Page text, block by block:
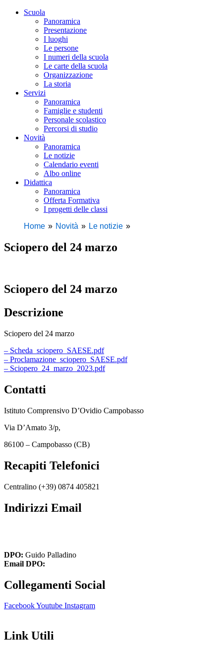
Scuola
Panoramica
Presentazione
I luoghi
Le persone
I numeri della scuola
Le carte della scuola
Organizzazione
La storia
Servizi
Panoramica
Famiglie e studenti
Personale scolastico
Percorsi di studio
Novità
Panoramica
Le notizie
Calendario eventi
Albo online
Didattica
Panoramica
Offerta Formativa
I progetti delle classi
Home
Novità Le notizie
Sciopero del 24 marzo
Sciopero del 24 marzo
Descrizione
Sciopero del 24 marzo
– Scheda_sciopero_SAESE.pdf
– Proclamazione_sciopero_SAESE.pdf
– Sciopero_24_marzo_2023.pdf
Contatti
Istituto Comprensivo D’Ovidio Campobasso
Via D’Amato 3/p,
86100 – Campobasso (CB)
Recapiti Telefonici
Centralino (+39) 0874 405821
Indirizzi Email
DPO: Guido Palladino
Email DPO:
Collegamenti Social
FacebookYoutube Instagram
Link Utili